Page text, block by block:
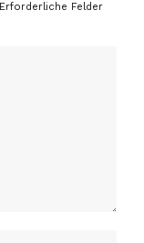
Erforderliche Felder